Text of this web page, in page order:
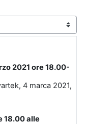
2021 ore 18.00-
4 marca 2021,
18.00 alle